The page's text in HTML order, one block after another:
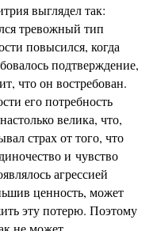
выглядел так:
тревожный тип
повысился, когда
подтверждение,
что он востребован.
его потребность
велика, что,
страх от того, что
и чувство
агрессией
ценность, может
эту потерю. Поэтому